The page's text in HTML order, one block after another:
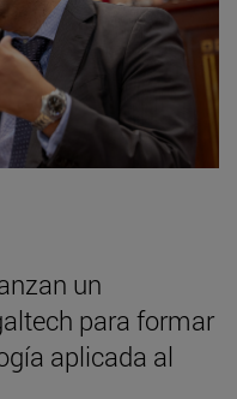
un
para formar
aplicada al